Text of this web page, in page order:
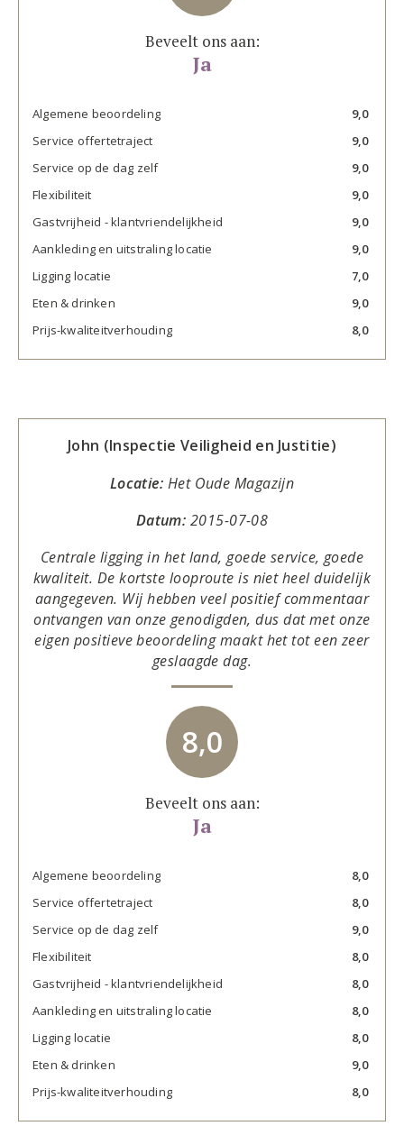
Beveelt ons aan:
Ja
Algemene beoordeling
9,0
Service offertetraject
9,0
Service op de dag zelf
9,0
Flexibiliteit
9,0
Gastvrijheid - klantvriendelijkheid
9,0
Aankleding en uitstraling locatie
9,0
Ligging locatie
7,0
Eten & drinken
9,0
Prijs-kwaliteitverhouding
8,0
John (Inspectie Veiligheid en Justitie)
Locatie: Het Oude Magazijn
Datum: 2015-07-08
Centrale ligging in het land, goede service, goede
kwaliteit. De kortste looproute is niet heel duidelijk
aangegeven. Wij hebben veel positief commentaar
ontvangen van onze genodigden, dus dat met onze
eigen positieve beoordeling maakt het tot een zeer
geslaagde dag.
8,0
Beveelt ons aan:
Ja
Algemene beoordeling
8,0
Service offertetraject
8,0
Service op de dag zelf
9,0
Flexibiliteit
8,0
Gastvrijheid - klantvriendelijkheid
8,0
Aankleding en uitstraling locatie
8,0
Ligging locatie
8,0
Eten & drinken
9,0
Prijs-kwaliteitverhouding
8,0